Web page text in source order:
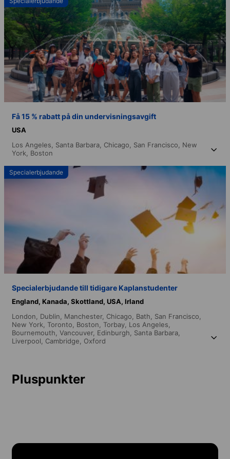
Få 15 % rabatt på din undervisningsavgift
USA
Los Angeles, Santa Barbara, Chicago, San Francisco, New
York, Boston
Specialerbjudande
Specialerbjudande till tidigare Kaplanstudenter
England, Kanada, Skottland, USA, Irland
London, Dublin, Manchester, Chicago, Bath, San Francisco,
New York, Toronto, Boston, Torbay, Los Angeles,
Bournemouth, Vancouver, Edinburgh, Santa Barbara,
Liverpool, Cambridge, Oxford
Pluspunkter